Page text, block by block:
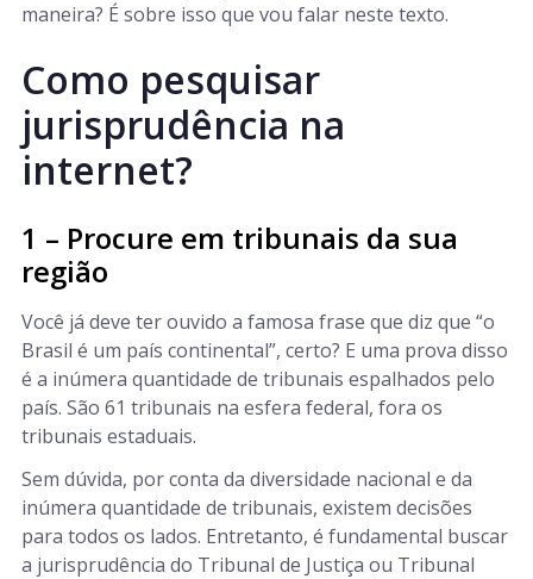
maneira? É sobre isso que vou falar neste texto.
Como pesquisar
jurisprudência na
internet?
1 – Procure em tribunais da sua
região
Você já deve ter ouvido a famosa frase que diz que “o
Brasil é um país continental”, certo? E uma prova disso
é a inúmera quantidade de tribunais espalhados pelo
país. São 61 tribunais na esfera federal, fora os
tribunais estaduais.
Sem dúvida, por conta da diversidade nacional e da
inúmera quantidade de tribunais, existem decisões
para todos os lados. Entretanto, é fundamental buscar
a jurisprudência do Tribunal de Justiça ou Tribunal